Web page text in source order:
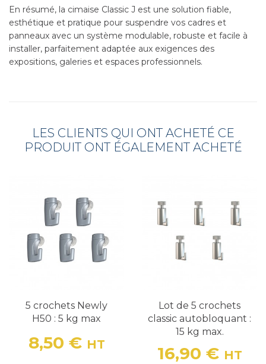
En résumé, la cimaise Classic J est une solution fiable,
esthétique et pratique pour suspendre vos cadres et
panneaux avec un système modulable, robuste et facile à
installer, parfaitement adaptée aux exigences des
expositions, galeries et espaces professionnels.
LES CLIENTS QUI ONT ACHETÉ CE
PRODUIT ONT ÉGALEMENT ACHETÉ
Lot de 5 crochets
classic autobloquant :
16,90 €
​Lot de 10 Crochets
Artiteq Classic
Autobloquants –
crochet​